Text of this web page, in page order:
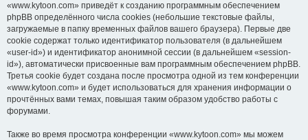
«www.kytoon.com» приведёт к созданию программным обеспечением
phpBB определённого числа cookies (небольшие текстовые файлы,
загружаемые в папку временных файлов вашего браузера). Первые две
cookie содержат только идентификатор пользователя (в дальнейшем
«user-id») и идентификатор анонимной сессии (в дальнейшем «session-
id»), автоматически присвоенные вам программным обеспечением phpBB.
Третья cookie будет создана после просмотра одной из тем конференции
«www.kytoon.com» и будет использоваться для хранения информации о
прочтённых вами темах, повышая таким образом удобство работы с
форумами.
Также во время просмотра конференции «www.kytoon.com» мы можем